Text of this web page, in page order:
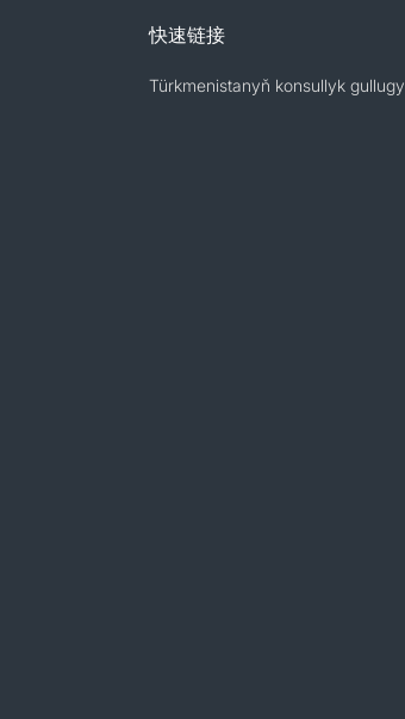
快速链接
Türkmenistanyň konsullyk gullugy